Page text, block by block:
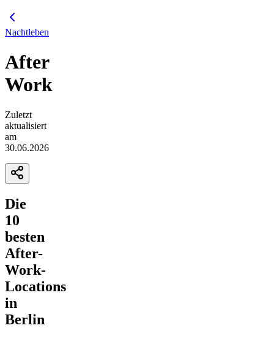
Nachtleben
After
Work
Zuletzt
aktualisiert
am
30.06.2026
Die
10
besten
After-
Work-
Locations
in
Berlin